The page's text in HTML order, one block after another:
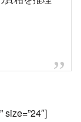
size=”24″]